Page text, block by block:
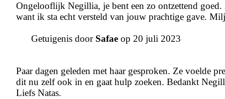
Ongelooflijk Negillia, je bent een zo ontzettend
want ik sta echt versteld van jouw prachtige gave.
Getuigenis door Safae op 20 juli 2023
Paar dagen geleden met haar gesproken. Ze voelde
dit nu zelf ook in en gaat hulp zoeken. Bedankt
Liefs Natas.